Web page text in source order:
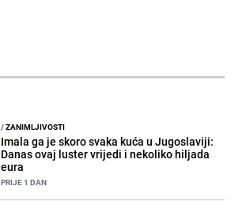
/ZANIMLJIVOSTI
Imala ga je skoro svaka kuća u Jugoslaviji:
Danas ovaj luster vrijedi i nekoliko hiljada
eura
PRIJE 1 DAN